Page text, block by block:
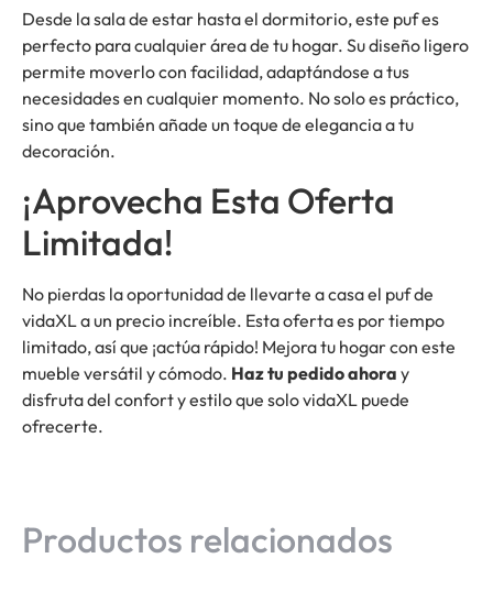
Desde la sala de estar hasta el dormitorio, este puf es
perfecto para cualquier área de tu hogar. Su diseño ligero
permite moverlo con facilidad, adaptándose a tus
necesidades en cualquier momento. No solo es práctico,
sino que también añade un toque de elegancia a tu
decoración.
¡Aprovecha Esta Oferta
Limitada!
No pierdas la oportunidad de llevarte a casa el puf de
vidaXL a un precio increíble. Esta oferta es por tiempo
limitado, así que ¡actúa rápido! Mejora tu hogar con este
mueble versátil y cómodo. Haz tu pedido ahora y
disfruta del confort y estilo que solo vidaXL puede
ofrecerte.
Productos relacionados